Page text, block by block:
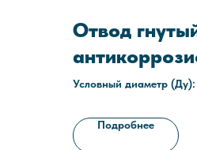
Отвод
защитой ОС-
Условный диаметр (Ду):
Толщина стенки:5 мм
Наружное покрытие:
Подробнее